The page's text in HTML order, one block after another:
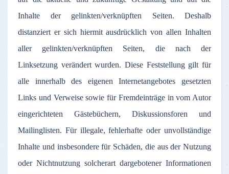
Inhalte
der gelinkten/verknüpften Seiten. Deshalb
distanziert er sich hiermit ausdrücklich vonallen Inhalten
aller
gelinkten/verknüpften Seiten, die nach
der
Linksetzung verändert wurden.Diese Feststellunggiltfür
alle
innerhalbdes eigenen Internetangebotes
gesetzten
Links und Verweise sowie für Fremdeinträgeinvom Autor
eingerichteten
Gästebüchern, Diskussionsforen und
Mailinglisten. Für illegale,fehlerhafte oder unvollständige
Inhalte und insbesondere für Schäden, die aus der Nutzung
oder Nichtnutzung solcherart dargebotener Informationen